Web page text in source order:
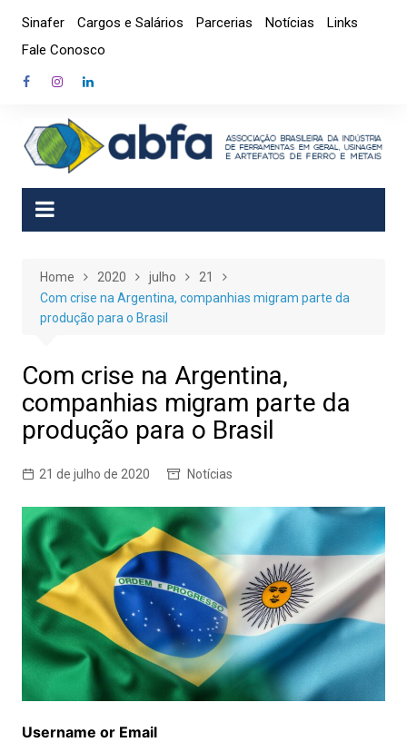
content
Sinafer Cargos e Salários Parcerias Notícias
Links
Fale Conosco
Home 2020 julho
21
Com crise na Argentina, companhias migram parte da
produção para o Brasil
Com crise na Argentina,
companhias migram parte da
produção para o Brasil
21 de julho de 2020 Notícias
Username or Email